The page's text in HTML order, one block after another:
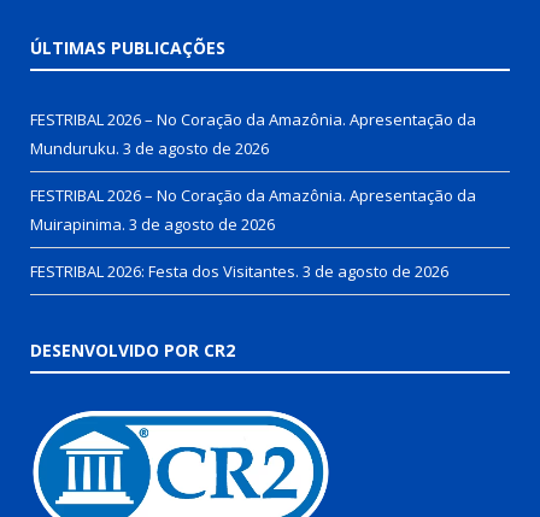
ÚLTIMAS PUBLICAÇÕES
FESTRIBAL 2026 – No Coração da Amazônia. Apresentação da
Munduruku. 3 de agosto de 2026
FESTRIBAL 2026 – No Coração da Amazônia. Apresentação da
Muirapinima. 3 de agosto de 2026
FESTRIBAL 2026: Festa dos Visitantes. 3 de agosto de 2026
DESENVOLVIDO POR CR2